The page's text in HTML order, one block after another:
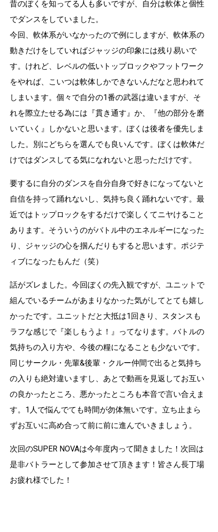
昔のぼくを知ってる人も多いですが、自分は軟体と個性
でダンスをしていました。
今回、軟体系がいなかったので例にしますが、軟体系の
動きだけをしていればジャッジの印象には残り易いで
す。けれど、レベルの低いトップロックやフットワーク
をやれば、こいつは軟体しかできないんだなと思われて
しまいます。個々で自分の1番の武器は違いますが、そ
れを際立たせる為には『貫き通す』か、『他の部分を磨
いていく』しかないと思います。ぼくは後者を優先しま
した。別にどちらを選んでも良いんです。ぼくは軟体だ
けではダンスしてる気になれないと思っただけです。
要するに自分のダンスを自分自身で好きになってないと
自信を持って踊れないし、気持ち良く踊れないです。最
近ではトップロックをするだけで楽しくてニヤけること
あります。そういうのがバトル中のエネルギーになった
り、ジャッジの心を掴んだりもすると思います。ポジテ
ィブになったもんだ（笑）
話がズレました。今回ぼくの先入観ですが、ユニットで
組んでいるチームがあまりなかった気がしてとても嬉し
かったです。ユニットだと大抵は1回きり、スタンスも
ラフな感じで『楽しもうよ！』ってなります。バトルの
気持ちの入り方や、今後の糧になることも少ないです。
同じサークル・先輩&後輩・クルー仲間で出ると気持ち
の入りも絶対違いますし、あとで動画を見返してお互い
の良かったところ、悪かったところも本音で言い合えま
す。1人で悩んでても時間が勿体無いです。立ち止まら
ずお互いに高め合って前に前に進んでいきましょう。
次回のSUPER NOVAは今年度内って聞きました！次回は
是非バトラーとして参加させて頂きます！皆さん長丁場
お疲れ様でした！